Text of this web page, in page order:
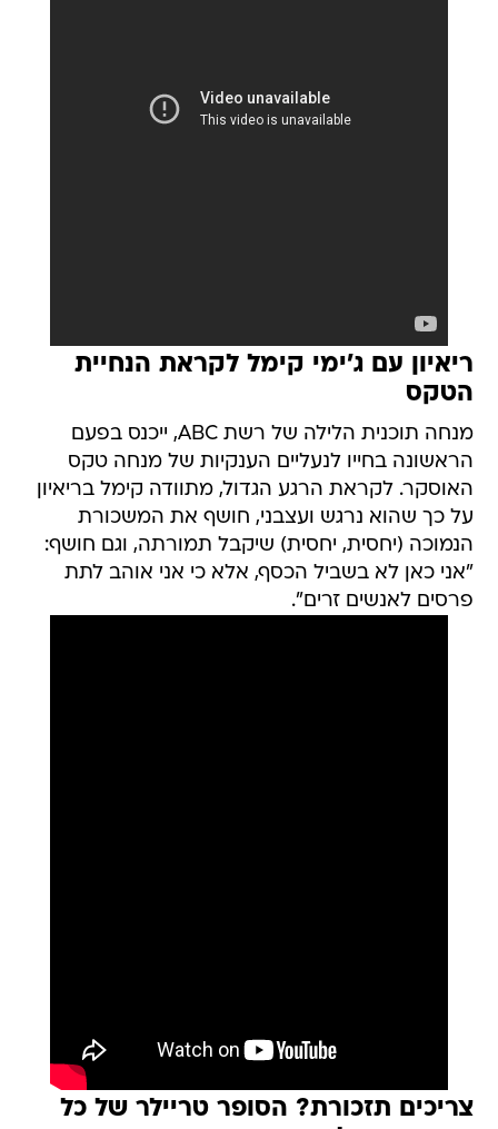
ריאיון עם ג'ימי קימל לקראת הנחיית
הטקס
מנחה תוכנית הלילה של רשת ABC, ייכנס בפעם
הראשונה בחייו לנעליים הענקיות של מנחה טקס
האוסקר. לקראת הרגע הגדול, מתוודה קימל בריאיון
על כך שהוא נרגש ועצבני, חושף את המשכורת
הנמוכה (יחסית, יחסית) שיקבל תמורתה, וגם חושף:
"אני כאן לא בשביל הכסף, אלא כי אני אוהב לתת
פרסים לאנשים זרים".
צריכים תזכורת? הסופר טריילר של כל